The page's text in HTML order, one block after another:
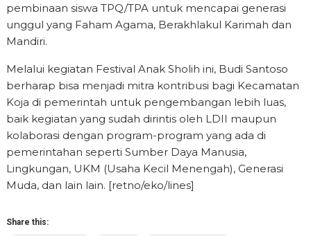
pembinaan siswa TPQ/TPA untuk mencapai generasi
unggul yang Faham Agama, Berakhlakul Karimah dan
Mandiri.
Melalui kegiatan Festival Anak Sholih ini, Budi Santoso
berharap bisa menjadi mitra kontribusi bagi Kecamatan
Koja di pemerintah untuk pengembangan lebih luas,
baik kegiatan yang sudah dirintis oleh LDII maupun
kolaborasi dengan program-program yang ada di
pemerintahan seperti Sumber Daya Manusia,
Lingkungan, UKM (Usaha Kecil Menengah), Generasi
Muda, dan lain lain. [retno/eko/lines]
Share this: